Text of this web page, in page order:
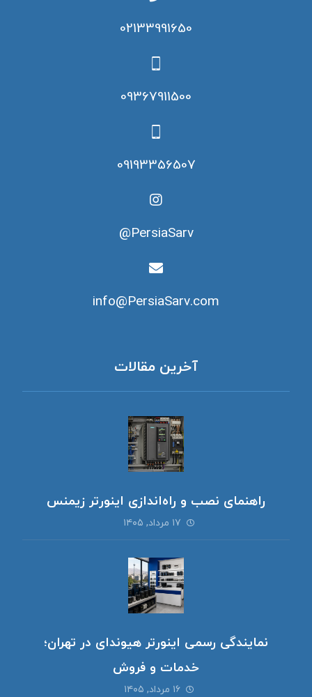
02133991650
09367911500
09193356507
PersiaSarv@
info@PersiaSarv.com
آخرین مقالات
راهنمای نصب و راه‌اندازی اینورتر زیمنس
۱۷ مرداد, ۱۴۰۵
نمایندگی رسمی اینورتر هیوندای در تهران؛
خدمات و فروش
۱۶ مرداد, ۱۴۰۵